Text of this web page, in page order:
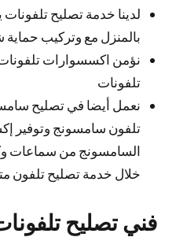
لدينا خدمة تصليح تلفونات
بالمنزل مع وتركيب حماية
نؤمن اكسسوارات
تلفونات
نعمل أيضا في تصليح
تلفون سامسونج وتوفير
السامسونج من سماعات
خلال خدمة تصليح تلفون
فني تصليح